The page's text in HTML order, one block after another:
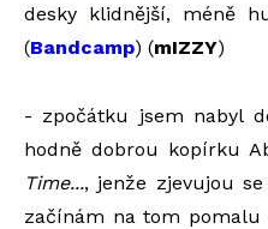
desky klidnější, méně
(Bandcamp) (mIZZY)
- zpočátku jsem nabyl
hodně dobrou kopírku
Time..., jenže zjevujou
začínám na tom pomalu